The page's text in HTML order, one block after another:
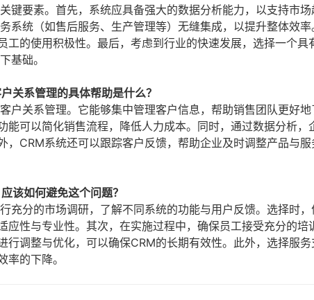
键要素。首先，系统应具备强大的数据分析能力，以支持市
统（如售后服务、生产管理等）无缝集成，以提升整体效率
的使用积极性。最后，考虑到行业的快速发展，选择一个具
基础。
关系管理的具体帮助是什么？
户关系管理。它能够集中管理客户信息，帮助销售团队更好地
可以简化销售流程，降低人力成本。同时，通过数据分析，
CRM系统还可以跟踪客户反馈，帮助企业及时调整产品与服
该如何避免这个问题？
充分的市场调研，了解不同系统的功能与用户反馈。选择时
性与专业性。其次，在实施过程中，确保员工接受充分的培
调整与优化，可以确保CRM的长期有效性。此外，选择服
的下降。